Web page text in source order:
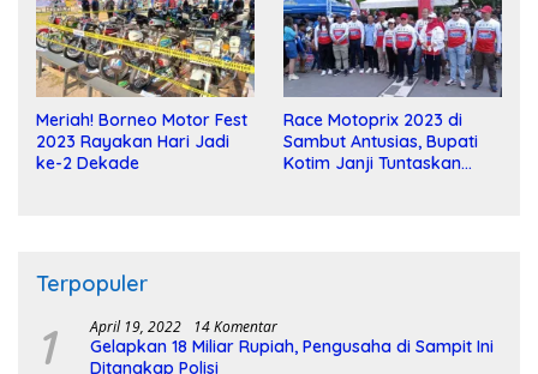
Meriah! Borneo Motor Fest
2023 Rayakan Hari Jadi
ke-2 Dekade
Race Motoprix 2023 di
Sambut Antusias, Bupati
Kotim Janji Tuntaskan
Terpopuler
1 April 19, 2022 14 Komentar
Gelapkan 18 Miliar Rupiah, Pengusaha di Sampit Ini
Ditangkap Polisi